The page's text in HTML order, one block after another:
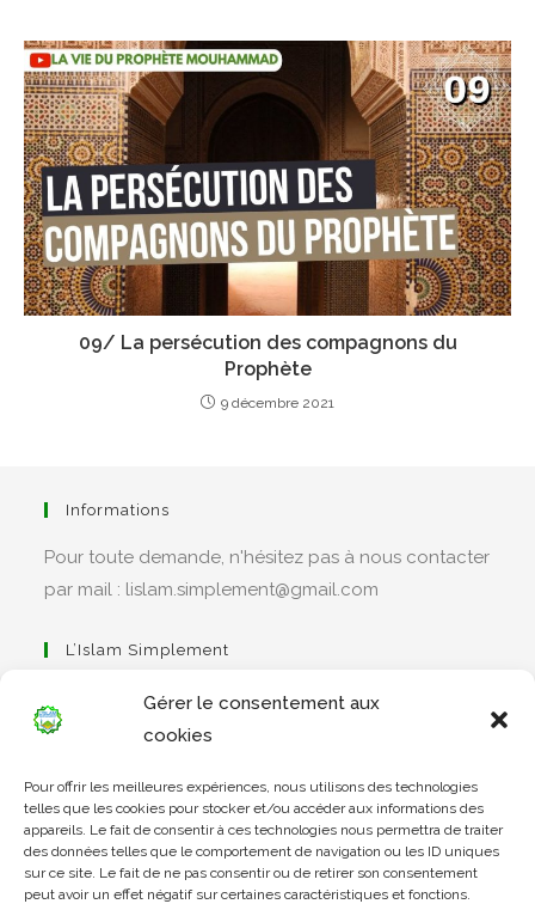
Gérer le consentement aux
cookies
Pour offrir les meilleures expériences, nous utilisons des technologies
telles que les cookies pour stocker et/ou accéder aux informations des
appareils. Le fait de consentir à ces technologies nous permettra de traiter
des données telles que le comportement de navigation ou les ID uniques
sur ce site. Le fait de ne pas consentir ou de retirer son consentement
peut avoir un effet négatif sur certaines caractéristiques et fonctions.
09/ La persécution des compagnons du
Prophète
9 décembre 2021
Informations
Pour toute demande, n'hésitez pas à nous contacter
par mail : lislam.simplement@gmail.com
L’Islam Simplement
dans
un
nouvel
onglet
Apprendre Le Coran Simplement